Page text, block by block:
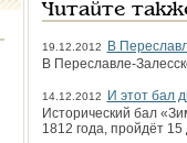
Читайте
19.12.2012
В
В Переславле-
14.12.2012
И этот бал
Исторический бал
1812 года, пройдёт